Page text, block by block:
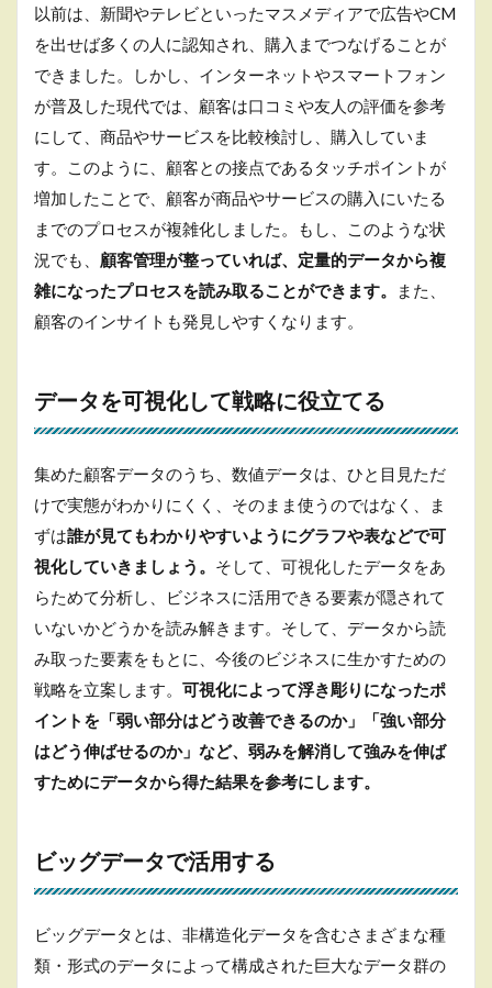
以前は、新聞やテレビといったマスメディアで広告やCM
を出せば多くの人に認知され、購入までつなげることが
できました。しかし、インターネットやスマートフォン
が普及した現代では、顧客は口コミや友人の評価を参考
にして、商品やサービスを比較検討し、購入していま
す。このように、顧客との接点であるタッチポイントが
増加したことで、顧客が商品やサービスの購入にいたる
までのプロセスが複雑化しました。もし、このような状
況でも、 顧客管理が整っていれば、定量的データから複
雑になったプロセスを読み取ることができます。
また、
顧客のインサイトも発見しやすくなります。
データを可視化して戦略に役立てる
集めた顧客データのうち、数値データは、ひと目見ただ
けで実態がわかりにくく、そのまま使うのではなく、ま
ずは誰が見てもわかりやすいようにグラフや表などで可
視化していきましょう。 そして、可視化したデータをあ
らためて分析し、ビジネスに活用できる要素が隠されて
いないかどうかを読み解きます。そして、データから読
み取った要素をもとに、今後のビジネスに生かすための
戦略を立案します。 可視化によって浮き彫りになったポ
イントを「弱い部分はどう改善できるのか」「強い部分
はどう伸ばせるのか」など、弱みを解消して強みを伸ば
すためにデータから得た結果を参考にします。
ビッグデータで活用する
ビッグデータとは、非構造化データを含むさまざまな種
類・形式のデータによって構成された巨大なデータ群の